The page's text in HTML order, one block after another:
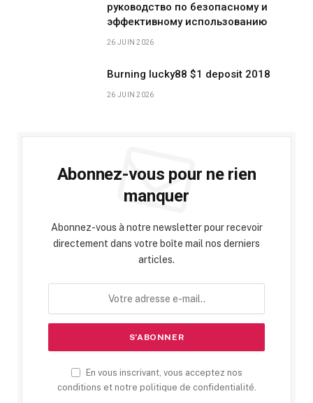
руководство по безопасному и
эффективному использованию
26 JUIN 2026
Burning lucky88 $1 deposit 2018
26 JUIN 2026
Abonnez-vous pour ne rien
manquer
Abonnez-vous à notre newsletter pour recevoir
directement dans votre boîte mail nos derniers
articles.
En vous inscrivant, vous acceptez nos
conditions et notre politique de confidentialité.